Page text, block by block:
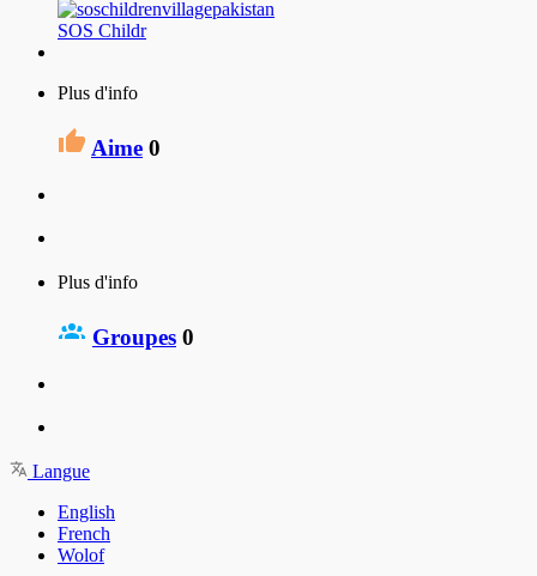
SOS Childr
Plus d'info
Aime 0
Plus d'info
Groupes 0
Langue
English
French
Wolof